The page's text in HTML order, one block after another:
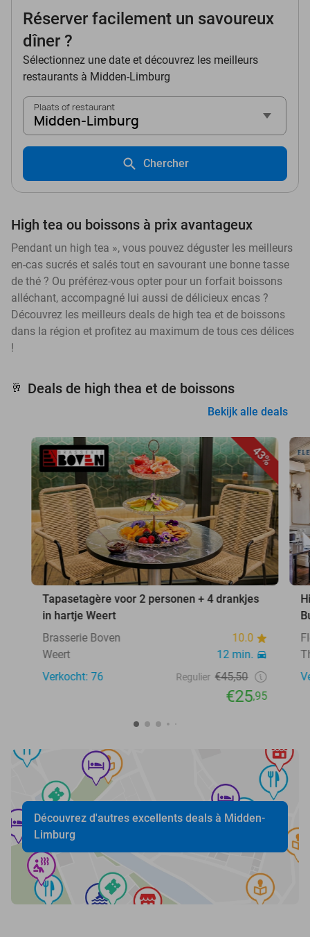
Réserver facilement un savoureux
dîner ?
Sélectionnez une date et découvrez les meilleurs
restaurants à Midden-Limburg
Plaats of restaurant
Midden-Limburg
Chercher
High tea ou boissons à prix avantageux
Pendant un high tea », vous pouvez déguster les meilleurs
en-cas sucrés et salés tout en savourant une bonne tasse
de thé ? Ou préférez-vous opter pour un forfait boissons
alléchant, accompagné lui aussi de délicieux encas ?
Découvrez les meilleurs deals de high tea et de boissons
dans la région et profitez au maximum de tous ces délices
!
🥂 Deals de high thea et de boissons
Bekijk alle deals
43%
Tapasetagère voor 2 personen + 4 drankjes
in hartje Weert
Brasserie Boven
10.0
Weert
12 min.
Verkocht: 76
Regulier €45,50
€25,95
Découvrez d'autres excellents deals à Midden-
Limburg